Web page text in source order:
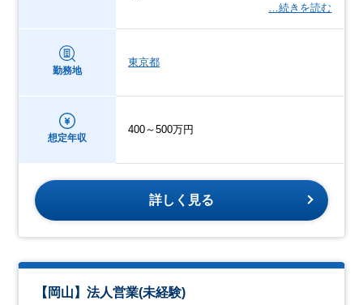
…続きを読む
勤務地
東京都
想定年収
400～500万円
詳しく見る
【岡山】法人営業(未経験)